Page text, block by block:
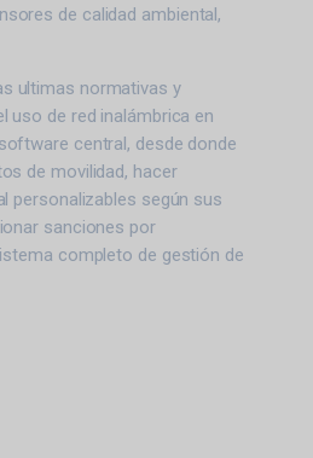
de calidad ambiental,
ultimas normativas y
uso de red inalámbrica en
central, desde donde
de movilidad, hacer
personalizables según sus
sanciones por
completo de gestión de